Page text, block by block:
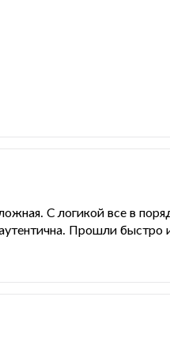
С логикой все в
Прошли